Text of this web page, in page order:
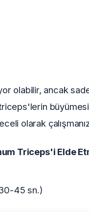
olabilir, ancak
olarak
Triceps'i Elde
45 sn.)